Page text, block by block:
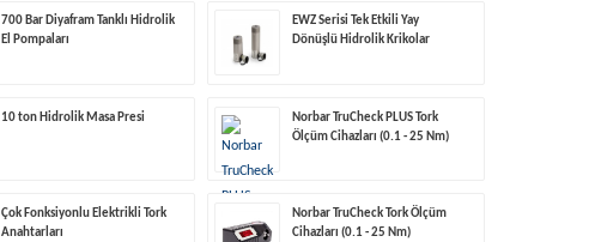
700 Bar Diyafram Tanklı Hidrolik
El Pompaları
EWZ Serisi Tek Etkili Yay
Dönüşlü Hidrolik Krikolar
10 ton Hidrolik Masa Presi
Norbar TruCheck PLUS Tork
Ölçüm Cihazları (0.1 - 25 Nm)
Çok Fonksiyonlu Elektrikli Tork
Anahtarları
Norbar TruCheck Tork Ölçüm
Cihazları (0.1 - 25 Nm)